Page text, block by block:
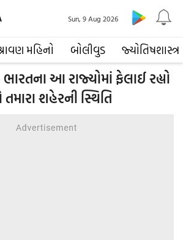
મહિનો બોલીવુડ જ્યોતિષશાસ્ત્ર
Sun, 9 Aug 2026
આ રાજ્યોમાં ફેલાઈ રહ્યો
શહેરની સ્થિતિ